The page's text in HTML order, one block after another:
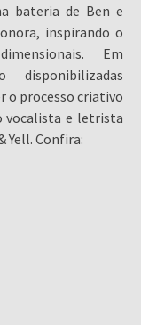
bateria de Ben e
inspirando o
Em
disponibilizadas
o processo criativo
vocalista e letrista
Yell. Confira: